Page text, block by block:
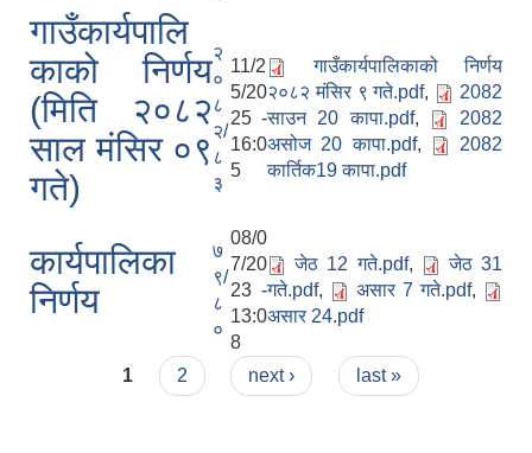
गाउँकार्यपालि
काको निर्णय
(मिति २०८२
साल मंसिर ०९
गते)
२
०
८
२/
८
३
11/2
5/20
25 -
16:0
5
गाउँकार्यपालिकाको निर्णय
२०८२ मंसिर ९ गते.pdf,
2082
साउन 20 कापा.pdf,
2082
असोज 20 कापा.pdf,
2082
कार्तिक19 कापा.pdf
कार्यपालिका
निर्णय
७
९/
८
०
08/0
7/20
23 -
13:0
8
जेठ 12 गते.pdf,
जेठ 31
गते.pdf, असार 7 गते.pdf,
असार 24.pdf
Pages
1 2 next › last »